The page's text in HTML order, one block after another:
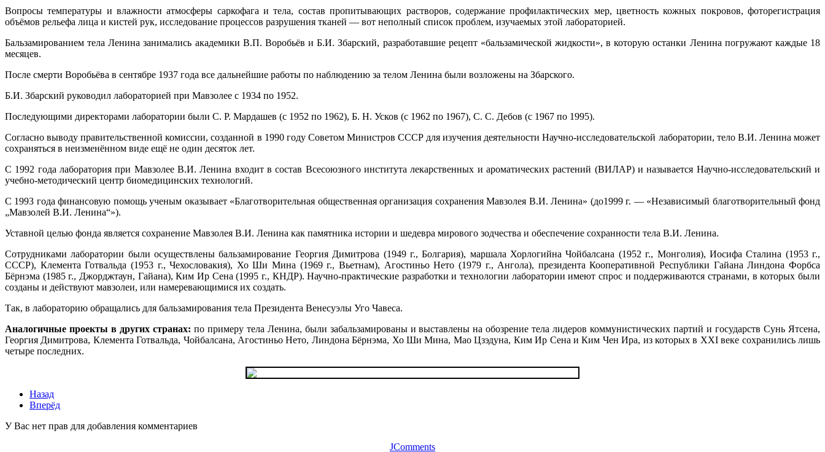
Вопросы температуры и влажности атмосферы саркофага и тела, состав пропитывающих растворов, содержание профилактических мер, цветность кожных покровов, фоторегистрация
объёмов рельефа лица и кистей рук, исследование процессов разрушения тканей — вот неполный список проблем, изучаемых этой лабораторией.
Бальзамированием тела Ленина занимались академики В.П. Воробьёв и Б.И. Збарский, разработавшие рецепт «бальзамической жидкости», в которую останки Ленина погружают каждые 18
месяцев.
После смерти Воробьёва в сентябре 1937 года все дальнейшие работы по наблюдению за телом Ленина были возложены на Збарского.
Б.И. Збарский руководил лабораторией при Мавзолее с 1934 по 1952.
Последующими директорами лаборатории были С. Р. Мардашев (с 1952 по 1962), Б. Н. Усков (с 1962 по 1967), С. С. Дебов (с 1967 по 1995).
Согласно выводу правительственной комиссии, созданной в 1990 году Советом Министров СССР для изучения деятельности Научно-исследовательской лаборатории, тело В.И. Ленина может
сохраняться в неизменённом виде ещё не один десяток лет.
С 1992 года лаборатория при Мавзолее В.И. Ленина входит в состав Всесоюзного института лекарственных и ароматических растений (ВИЛАР) и называется Научно-исследовательский и
учебно-методический центр биомедицинских технологий.
С 1993 года финансовую помощь ученым оказывает «Благотворительная общественная организация сохранения Мавзолея В.И. Ленина» (до1999 г. — «Независимый благотворительный фонд
„Мавзолей В.И. Ленина“»).
Уставной целью фонда является сохранение Мавзолея В.И. Ленина как памятника истории и шедевра мирового зодчества и обеспечение сохранности тела В.И. Ленина.
Сотрудниками лаборатории были осуществлены бальзамирование Георгия Димитрова (1949 г., Болгария), маршала Хорлогийна Чойбалсана (1952 г., Монголия), Иосифа Сталина (1953 г.,
СССР), Клемента Готвальда (1953 г., Чехословакия), Хо Ши Мина (1969 г., Вьетнам), Агостиньо Нето (1979 г., Ангола), президента Кооперативной Республики Гайана Линдона Форбса
Бёрнэма (1985 г., Джорджтаун, Гайана), Ким Ир Сена (1995 г., КНДР). Научно-практические разработки и технологии лаборатории имеют спрос и поддерживаются странами, в которых были
созданы и действуют мавзолеи, или намеревающимися их создать.
Так, в лабораторию обращались для бальзамирования тела Президента Венесуэлы Уго Чавеса.
Аналогичные проекты в других странах: по примеру тела Ленина, были забальзамированы и выставлены на обозрение тела лидеров коммунистических партий и государств Сунь Ятсена,
Георгия Димитрова, Клемента Готвальда, Чойбалсана, Агостиньо Нето, Линдона Бёрнэма, Хо Ши Мина, Мао Цзэдуна, Ким Ир Сена и Ким Чен Ира, из которых в XXI веке сохранились лишь
четыре последних.
Назад
Вперёд
У Вас нет прав для добавления комментариев
JComments